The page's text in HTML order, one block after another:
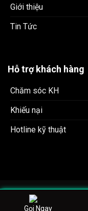
Gọi Ngay
Giới thiệu
Tin Tức
Hỗ trợ khách hàng
Chăm sóc KH
Khiếu nại
Hotline kỹ thuật
tag: karaoke ktv,
karaoke gần nhất,